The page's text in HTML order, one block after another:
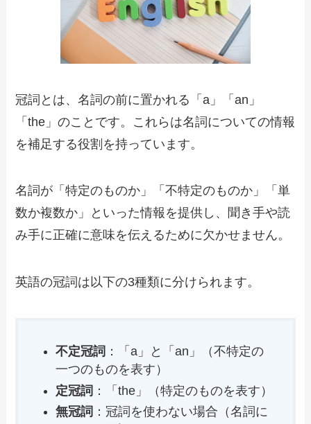
冠詞とは、名詞の前に置かれる「a」「an」
「the」のことです。これらは名詞についての情報
を補足する役割を持っています。
名詞が「特定のものか」「不特定のものか」「単
数か複数か」といった情報を提供し、聞き手や読
み手に正確に意味を伝えるために欠かせません。
英語の冠詞は以下の3種類に分けられます。
不定冠詞 ：「a」と「an」（不特定の
一つのものを表す）
定冠詞 ：「the」（特定のものを表す）
無冠詞 ：冠詞を使わない場合（名詞に